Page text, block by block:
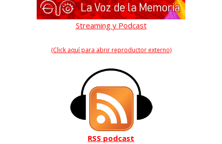
Streaming y Podcast
(Click aquí para abrir reproductor externo)
RSS podcast